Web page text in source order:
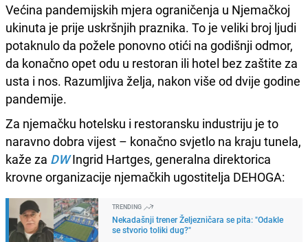
Većina pandemijskih mjera ograničenja u Njemačkoj
ukinuta je prije uskršnjih praznika. To je veliki broj ljudi
potaknulo da požele ponovno otići na godišnji odmor,
da konačno opet odu u restoran ili hotel bez zaštite za
usta i nos. Razumljiva želja, nakon više od dvije godine
pandemije.
Za njemačku hotelsku i restoransku industriju je to
naravno dobra vijest – konačno svjetlo na kraju tunela,
kaže za DWIngrid Hartges, generalna direktorica
krovne organizacije njemačkih ugostitelja DEHOGA:
TRENDING
Nekadašnji trener Željezničara se pita: "Odakle
se stvorio toliki dug?"